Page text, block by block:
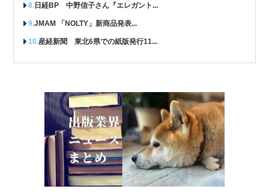
日経BP 中野信子さん『エレガント...
JMAM 「NOLTY」新商品発表...
産経新聞 東北6県での紙版発行11...